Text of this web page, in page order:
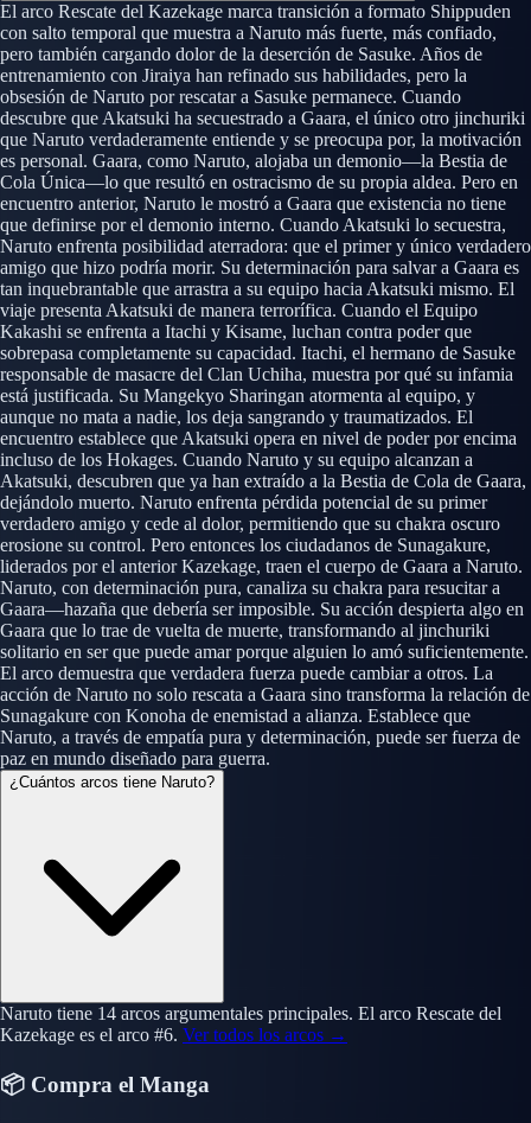
El arco Rescate del Kazekage marca transición a formato Shippuden
con salto temporal que muestra a Naruto más fuerte, más confiado,
pero también cargando dolor de la deserción de Sasuke. Años de
entrenamiento con Jiraiya han refinado sus habilidades, pero la
obsesión de Naruto por rescatar a Sasuke permanece. Cuando
descubre que Akatsuki ha secuestrado a Gaara, el único otro jinchuriki
que Naruto verdaderamente entiende y se preocupa por, la motivación
es personal. Gaara, como Naruto, alojaba un demonio—la Bestia de
Cola Única—lo que resultó en ostracismo de su propia aldea. Pero en
encuentro anterior, Naruto le mostró a Gaara que existencia no tiene
que definirse por el demonio interno. Cuando Akatsuki lo secuestra,
Naruto enfrenta posibilidad aterradora: que el primer y único verdadero
amigo que hizo podría morir. Su determinación para salvar a Gaara es
tan inquebrantable que arrastra a su equipo hacia Akatsuki mismo. El
viaje presenta Akatsuki de manera terrorífica. Cuando el Equipo
Kakashi se enfrenta a Itachi y Kisame, luchan contra poder que
sobrepasa completamente su capacidad. Itachi, el hermano de Sasuke
responsable de masacre del Clan Uchiha, muestra por qué su infamia
está justificada. Su Mangekyo Sharingan atormenta al equipo, y
aunque no mata a nadie, los deja sangrando y traumatizados. El
encuentro establece que Akatsuki opera en nivel de poder por encima
incluso de los Hokages. Cuando Naruto y su equipo alcanzan a
Akatsuki, descubren que ya han extraído a la Bestia de Cola de Gaara,
dejándolo muerto. Naruto enfrenta pérdida potencial de su primer
verdadero amigo y cede al dolor, permitiendo que su chakra oscuro
erosione su control. Pero entonces los ciudadanos de Sunagakure,
liderados por el anterior Kazekage, traen el cuerpo de Gaara a Naruto.
Naruto, con determinación pura, canaliza su chakra para resucitar a
Gaara—hazaña que debería ser imposible. Su acción despierta algo en
Gaara que lo trae de vuelta de muerte, transformando al jinchuriki
solitario en ser que puede amar porque alguien lo amó suficientemente.
El arco demuestra que verdadera fuerza puede cambiar a otros. La
acción de Naruto no solo rescata a Gaara sino transforma la relación de
Sunagakure con Konoha de enemistad a alianza. Establece que
Naruto, a través de empatía pura y determinación, puede ser fuerza de
paz en mundo diseñado para guerra.
¿Cuántos arcos tiene Naruto?
Naruto tiene 14 arcos argumentales principales. El arco Rescate del
Kazekage es el arco #6. Ver todos los arcos →
📦 Compra el Manga